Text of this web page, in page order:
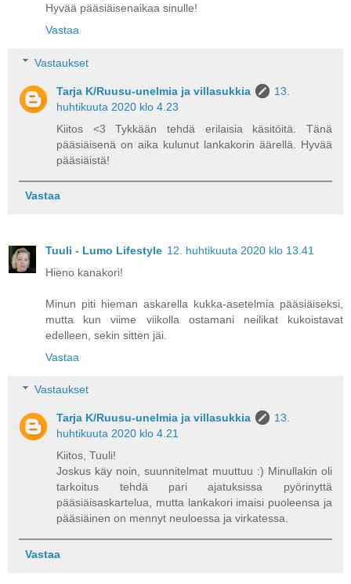
Hyvää pääsiäisenaikaa sinulle!
Vastaa
Vastaukset
Tarja K/Ruusu-unelmia ja villasukkia
13.
huhtikuuta 2020 klo 4.23
Kiitos <3 Tykkään tehdä erilaisia käsitöitä. Tänä
pääsiäisenä on aika kulunut lankakorin äärellä. Hyvää
pääsiäistä!
Vastaa
Tuuli - Lumo Lifestyle 12. huhtikuuta 2020 klo 13.41
Hieno kanakori!
Minun piti hieman askarella kukka-asetelmia pääsiäiseksi,
mutta kun viime viikolla ostamani neilikat kukoistavat
edelleen, sekin sitten jäi.
Vastaa
Vastaukset
Tarja K/Ruusu-unelmia ja villasukkia
13.
huhtikuuta 2020 klo 4.21
Kiitos, Tuuli!
Joskus käy noin, suunnitelmat muuttuu :) Minullakin oli
tarkoitus tehdä pari ajatuksissa pyörinyttä
pääsiäisaskartelua, mutta lankakori imaisi puoleensa ja
pääsiäinen on mennyt neuloessa ja virkatessa.
Vastaa